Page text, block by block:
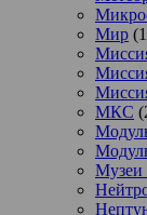
Мир
МКС
Музеи